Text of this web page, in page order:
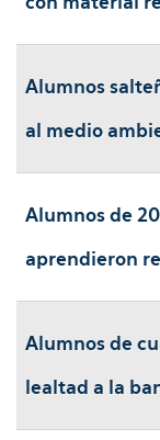
Alumnos
al medio
Alumnos de
aprendieron
Alumnos de
lealtad a la